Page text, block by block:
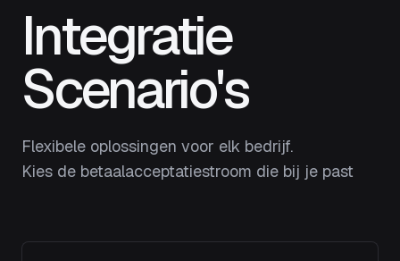
Integratie
Scenario's
Flexibele oplossingen voor elk bedrijf.
Kies de betaalacceptatiestroom die bij je past